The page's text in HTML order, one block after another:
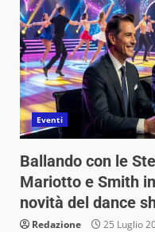
Eventi
Ballando con le
Mariotto e Smith
novità del dance
Redazione 25 Luglio